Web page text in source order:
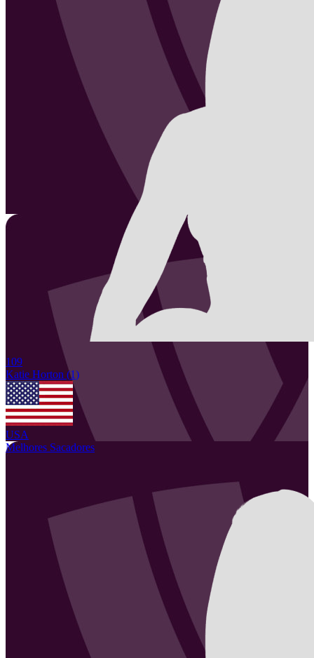
109
Katie Horton (1)
USA
Melhores Sacadores